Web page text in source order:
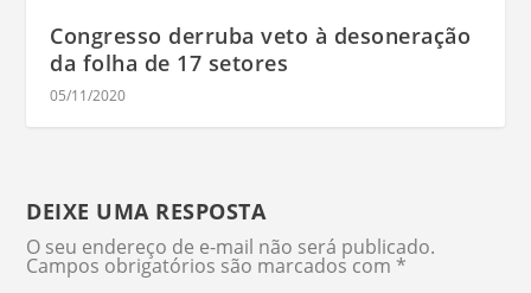
Congresso derruba veto à desoneração
da folha de 17 setores
05/11/2020
DEIXE UMA RESPOSTA
O seu endereço de e-mail não será publicado.
Campos obrigatórios são marcados com *